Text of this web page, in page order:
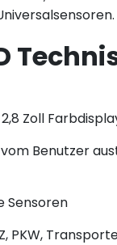
Zoll
Benutzer
Sensoren
PKW,